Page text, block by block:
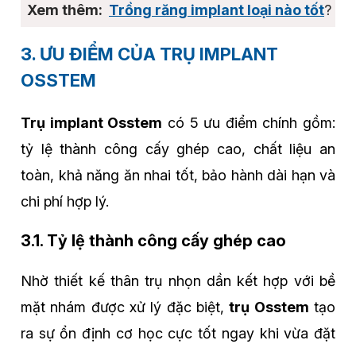
Trồng răng implant loại nào tốt?
3. ƯU ĐIỂM CỦA TRỤ IMPLANT
OSSTEM
Trụ implant Osstem có 5 ưu điểm chính gồm:
tỷ lệ thành công cấy ghép cao, chất liệu an
toàn, khả năng ăn nhai tốt, bảo hành dài hạn và
chi phí hợp lý.
3.1. Tỷ lệ thành công cấy ghép cao
Nhờ thiết kế thân trụ nhọn dần kết hợp với bề
mặt nhám được xử lý đặc biệt,trụ Osstem tạo
ra sự ổn định cơ học cực tốt ngay khi vừa đặt